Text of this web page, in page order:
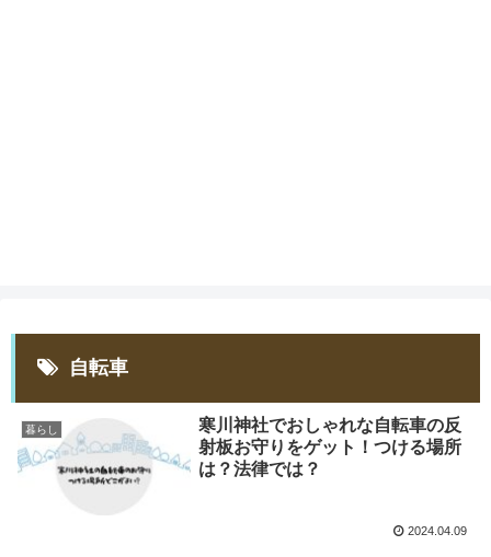
自転車
暮らし
寒川神社でおしゃれな自転車の反
射板お守りをゲット！つける場所
は？法律では？
2024.04.09